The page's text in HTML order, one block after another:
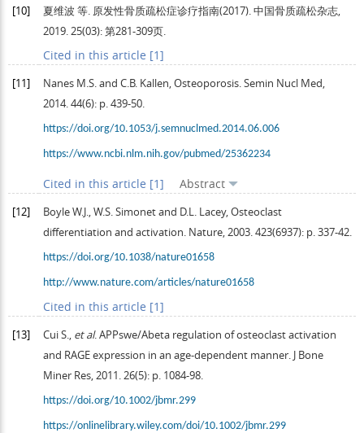
[10] 夏维波 等. 原发性骨质疏松症诊疗指南(2017).中国骨质疏松杂志,
2019.25(03): 第281-309页.
Cited in this article [1]
[11] Nanes M.S.and C.B. Kallen, Osteoporosis.Semin Nucl Med,
2014.44(6): p. 439-50.
https://doi.org/10.1053/j.semnuclmed.2014.06.006
https://www.ncbi.nlm.nih.gov/pubmed/25362234
Cited in this article [1] Abstract
[12] BoyleW.J.,W.S.Simonetand D.L. Lacey, Osteoclast
differentiation and activation. Nature,2003.423(6937): p. 337-42.
https://doi.org/10.1038/nature01658
http://www.nature.com/articles/nature01658
Cited in this article [1]
[13] CuiS., et al. APPswe/Abeta regulation of osteoclast activation
and RAGE expression in an age-dependent manner. J Bone
Miner Res,2011.26(5): p. 1084-98.
https://doi.org/10.1002/jbmr.299
https://onlinelibrary.wiley.com/doi/10.1002/jbmr.299